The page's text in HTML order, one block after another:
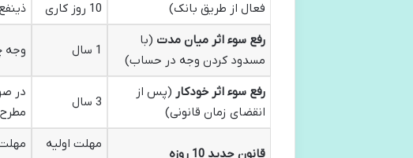
فعال از طریق بانک)
10 روز کاری
ذینفع
رفع سوء اثر میان مدت (با
مسدود کردن وجه در حساب)
1 سال وجه
رفع سوء اثر خودکار (پس از
انقضای زمان قانونی)
3 سال
در
قانون جدید 10 روزه
مهلت اولیه